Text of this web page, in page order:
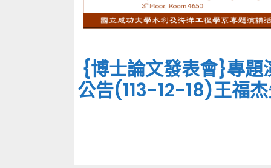
{博士論文發表會}專題
公告(113-12-18)王福